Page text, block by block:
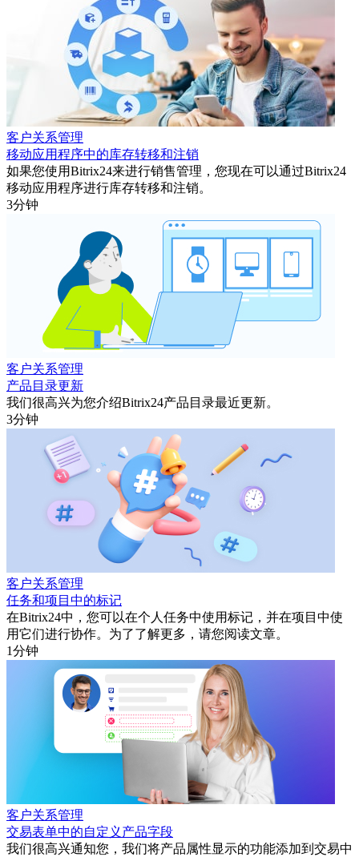
客户关系管理
移动应用程序中的库存转移和注销
如果您使用Bitrix24来进行销售管理，您现在可以通过Bitrix24
移动应用程序进行库存转移和注销。
3分钟
客户关系管理
产品目录更新
我们很高兴为您介绍Bitrix24产品目录最近更新。
3分钟
客户关系管理
任务和项目中的标记
在Bitrix24中，您可以在个人任务中使用标记，并在项目中使
用它们进行协作。为了了解更多，请您阅读文章。
1分钟
客户关系管理
交易表单中的自定义产品字段
我们很高兴通知您，我们将产品属性显示的功能添加到交易中